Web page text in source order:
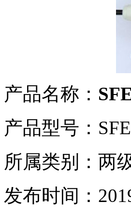
产品名称：
产品型号：
所属类别：两
发布时间：